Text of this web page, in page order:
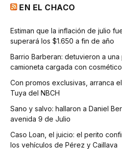
EN EL CHACO
Estiman que la inflación de julio
superará los $1.650 a fin de año
Barrio Barberan: detuvieron a
camioneta cargada con
Con promos exclusivas, arranca
Tuya del NBCH
Sano y salvo: hallaron a Daniel
avenida 9 de Julio
Caso Loan, el juicio: el perito
los vehículos de Pérez y Caillava